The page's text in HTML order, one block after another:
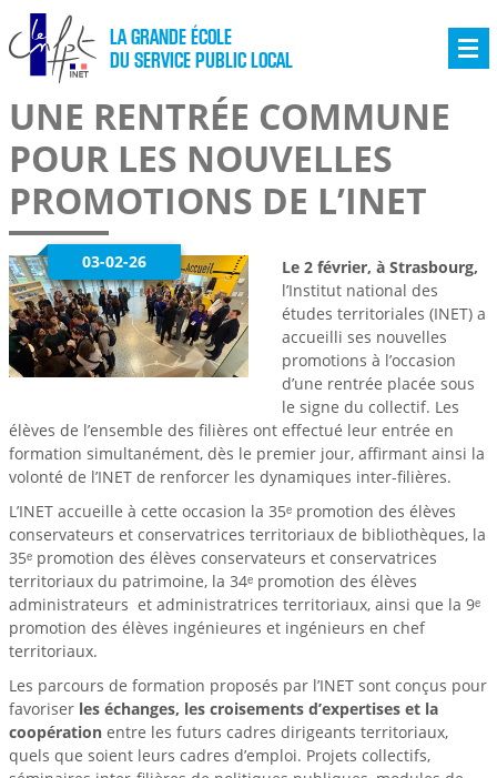
LA GRANDE ÉCOLE
DU SERVICE PUBLIC LOCAL
UNE RENTRÉE COMMUNE
POUR LES NOUVELLES
PROMOTIONS DE L’INET
03-02-26
Le 2 février, à Strasbourg,
l’Institut national des
études territoriales (INET) a
accueilli ses nouvelles
promotions à l’occasion
d’une rentrée placée sous
le signe du collectif. Les
élèves de l’ensemble des filières ont effectué leur entrée en
formation simultanément, dès le premier jour, affirmant ainsi la
volonté de l’INET de renforcer les dynamiques inter-filières.
L’INET accueille à cette occasion la 35ᵉ promotion des élèves
conservateurs et conservatrices territoriaux de bibliothèques, la
35ᵉ promotion des élèves conservateurs et conservatrices
territoriaux du patrimoine, la 34ᵉ promotion des élèves
administrateurs et administratrices territoriaux, ainsi que la 9ᵉ
promotion des élèves ingénieures et ingénieurs en chef
territoriaux.
Les parcours de formation proposés par l’INET sont conçus pour
favoriserles échanges, les croisements d’expertises et la
coopération entre les futurs cadres dirigeants territoriaux,
quels que soient leurs cadres d’emploi. Projets collectifs,